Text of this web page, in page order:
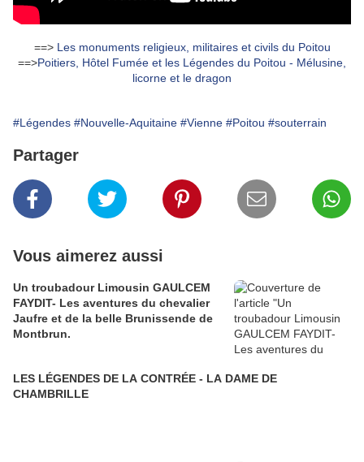
==> Les monuments religieux, militaires et civils du Poitou
==>Poitiers, Hôtel Fumée et les Légendes du Poitou - Mélusine,
licorne et le dragon
#Légendes #Nouvelle-Aquitaine #Vienne #Poitou #souterrain
Partager
Vous aimerez aussi
Un troubadour Limousin GAULCEM
FAYDIT- Les aventures du chevalier
Jaufre et de la belle Brunissende de
Montbrun.
LES LÉGENDES DE LA CONTRÉE - LA DAME DE
CHAMBRILLE